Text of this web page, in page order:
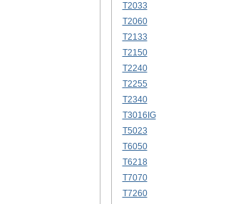
T2033
T2060
T2133
T2150
T2240
T2255
T2340
T3016IG
T5023
T6050
T6218
T7070
T7260